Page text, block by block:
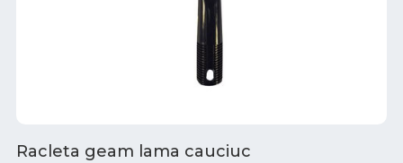
Racleta geam lama cauciuc